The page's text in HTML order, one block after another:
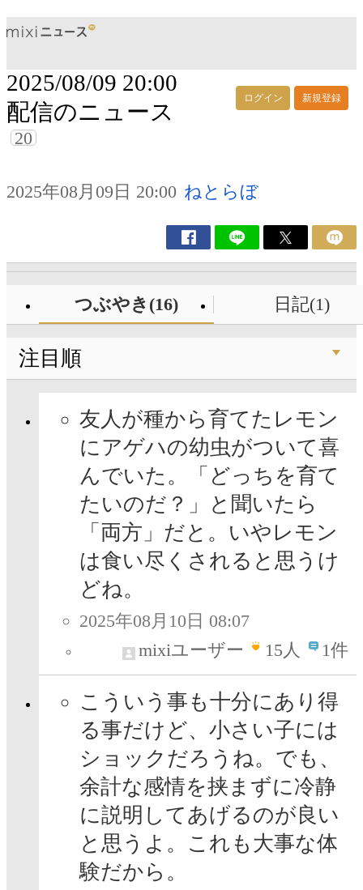
ログイン 新規登録
2025/08/09 20:00
配信のニュース
20
2025年08月09日 20:00 ねとらぼ
つぶやき(16) 日記(1)
注目順
友人が種から育てたレモン
にアゲハの幼虫がついて喜
んでいた。「どっちを育て
たいのだ？」と聞いたら
「両方」だと。いやレモン
は食い尽くされると思うけ
どね。
2025年08月10日 08:07
mixiユーザー
15人 1件
こういう事も十分にあり得
る事だけど、小さい子には
ショックだろうね。でも、
余計な感情を挟まずに冷静
に説明してあげるのが良い
と思うよ。これも大事な体
験だから。